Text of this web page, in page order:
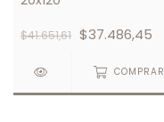
$41.651,61 $37.486,45
COMPRAR